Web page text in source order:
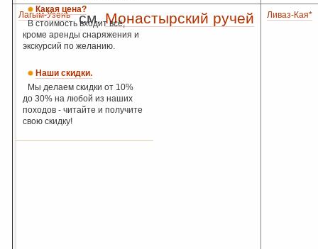
Лагым-Узень см.Монастырский ручей Ливаз-Кая*
Какая цена?
В стоимость входит всё,
кроме аренды снаряжения и
экскурсий по желанию.
Наши скидки.
Мы делаем скидки от 10%
до 30% на любой из наших
походов - читайте и получите
свою скидку!